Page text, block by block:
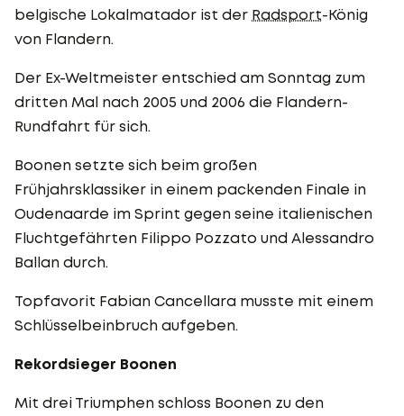
belgische Lokalmatador ist der Radsport-König
von Flandern.
Der Ex-Weltmeister entschied am Sonntag zum
dritten Mal nach 2005 und 2006 die Flandern-
Rundfahrt für sich.
Boonen setzte sich beim großen
Frühjahrsklassiker in einem packenden Finale in
Oudenaarde im Sprint gegen seine italienischen
Fluchtgefährten Filippo Pozzato und Alessandro
Ballan durch.
Topfavorit Fabian Cancellara musste mit einem
Schlüsselbeinbruch aufgeben.
Rekordsieger Boonen
Mit drei Triumphen schloss Boonen zu den